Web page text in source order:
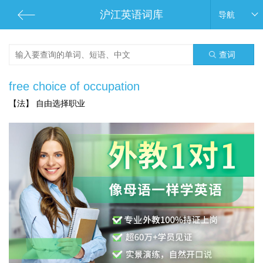
沪江英语词库 导航
查词
free choice of occupation
【法】 自由选择职业